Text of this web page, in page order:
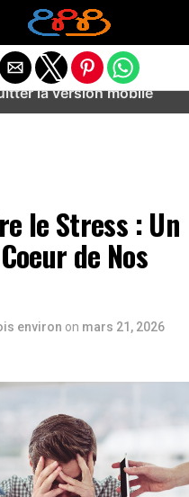
Unknown modifier '/' in
domains/
post-views/includes/
le Stress : Un
de Nos
environ on mars 21, 2026
la version mobile